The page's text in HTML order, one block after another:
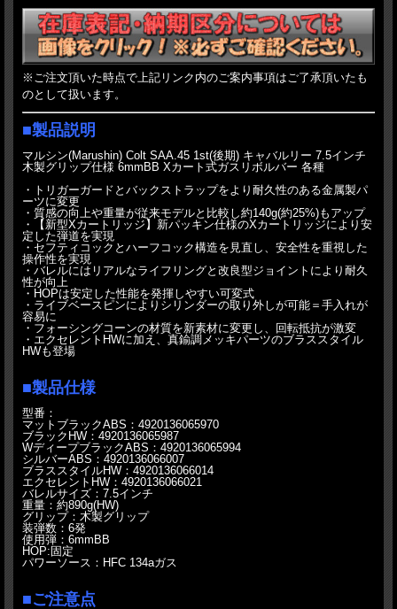
※ご注文頂いた時点で上記リンク内のご案内事項はご了承頂いたも
のとして扱います。
■製品説明
マルシン(Marushin) Colt SAA.45 1st(後期) キャバルリー 7.5インチ
木製グリップ仕様 6mmBB Xカート式ガスリボルバー 各種
・トリガーガードとバックストラップをより耐久性のある金属製パ
ーツに変更
・質感の向上や重量が従来モデルと比較し約140g(約25%)もアップ
・【新型Xカートリッジ】新パッキン仕様のXカートリッジにより安
定した弾道を実現
・セフティコックとハーフコック構造を見直し、安全性を重視した
操作性を実現
・バレルにはリアルなライフリングと改良型ジョイントにより耐久
性が向上
・HOPは安定した性能を発揮しやすい可変式
・ライブベースピンによりシリンダーの取り外しが可能＝手入れが
容易に
・フォーシングコーンの材質を新素材に変更し、回転抵抗が激変
・エクセレントHWに加え、真鍮調メッキパーツのブラススタイル
HWも登場
■製品仕様
型番：
マットブラックABS：4920136065970
ブラックHW：4920136065987
WディープブラックABS：4920136065994
シルバーABS：4920136066007
ブラススタイルHW：4920136066014
エクセレントHW：4920136066021
バレルサイズ：7.5インチ
重量：約890g(HW)
グリップ：木製グリップ
装弾数：6発
使用弾：6mmBB
HOP:固定
パワーソース：HFC 134aガス
■ご注意点